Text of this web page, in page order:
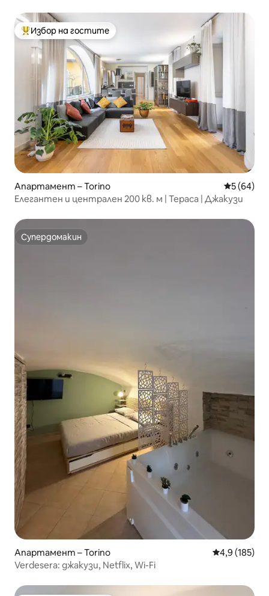
Най-популярен избор на гостите
Избор на гостите
Апартамент – Torino Средна
5 (64)
Елегантен и централен 200 кв. м | Тераса | Джакузи
Супердомакин
Супердомакин
Апартамент – Torino Средна
4,9 (185)
Verdesera: джакузи, Netflix, Wi-Fi